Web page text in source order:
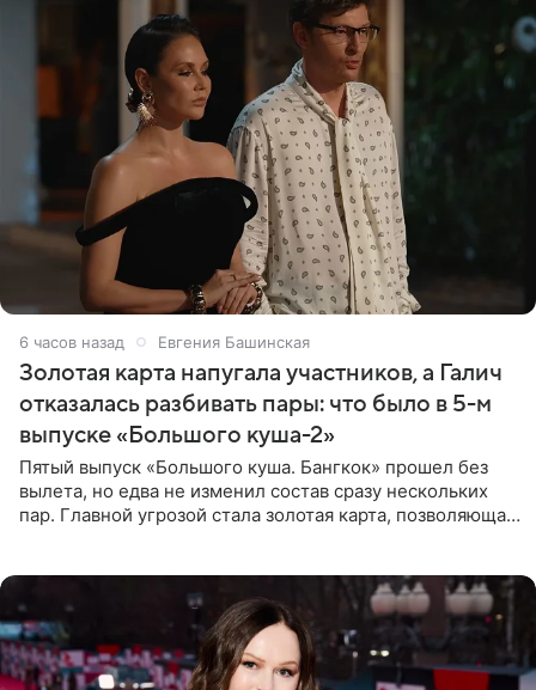
6 часов назад Евгения Башинская
Золотая карта напугала участников, а Галич
отказалась разбивать пары: что было в 5-м
выпуске «Большого куша-2»
Пятый выпуск «Большого куша. Бангкок» прошел без
вылета, но едва не изменил состав сразу нескольких
пар. Главной угрозой стала золотая карта, позволяющая